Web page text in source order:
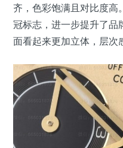
齐，色彩饱满且对比度高
冠标志，进一步提升了品
面看起来更加立体，层次